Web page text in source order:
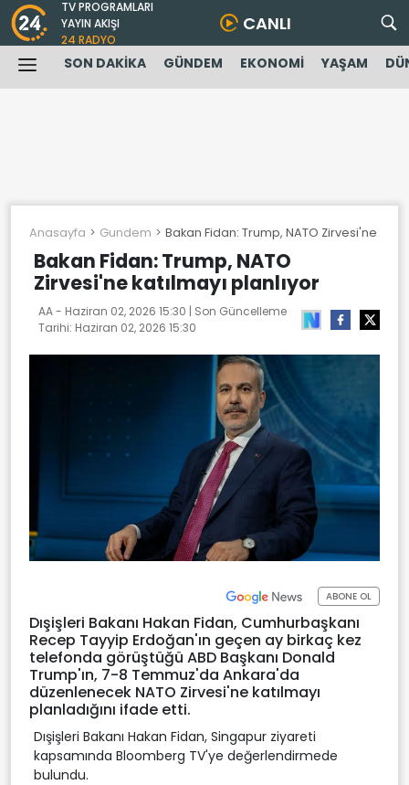
TV PROGRAMLARI
YAYIN AKIŞI
24 RADYO
CANLI
SON DAKİKA GÜNDEM EKONOMİ YAŞAM
Anasayfa Gundem Bakan Fidan: Trump, NATO Zirvesi'ne
Bakan Fidan: Trump, NATO
Zirvesi'ne katılmayı planlıyor
AA - Haziran 02, 2026 15:30 | Son Güncelleme
Tarihi: Haziran 02, 2026 15:30
ABONE OL
Dışişleri Bakanı Hakan Fidan, Cumhurbaşkanı
Recep Tayyip Erdoğan'ın geçen ay birkaç kez
telefonda görüştüğü ABD Başkanı Donald
Trump'ın, 7-8 Temmuz'da Ankara'da
düzenlenecek NATO Zirvesi'ne katılmayı
planladığını ifade etti.
Dışişleri Bakanı Hakan Fidan, Singapur ziyareti
kapsamında Bloomberg TV'ye değerlendirmede
bulundu.